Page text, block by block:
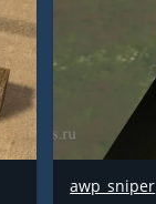
awp_sniper